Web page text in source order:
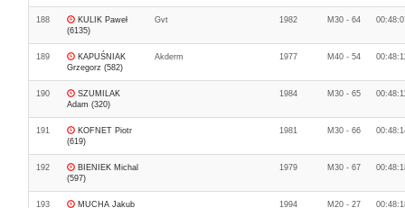
188
KULIK Paweł
(6135)
Gvt 1982 M30 - 64
189
KAPUŚNIAK
Grzegorz (582)
Akderm 1977 M40 - 54
190
SZUMILAK
Adam (320)
1984 M30 - 65
191
KOFNET Piotr
(619)
1981 M30 - 66
192
BIENIEK Michal
(597)
1979 M30 - 67
193
MUCHA Jakub
1994 M20 - 27